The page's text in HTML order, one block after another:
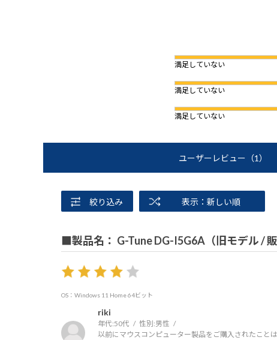
満足していない
満足していない
満足していない
ユーザーレビュー （1）
絞り込み 表示：新しい順
■製品名： G-Tune DG-I5G6A（旧モデル / 販
OS：Windows 11 Home 64ビット
riki
年代:50代 性別:男性
以前にマウスコンピューター製品をご購入されたこと